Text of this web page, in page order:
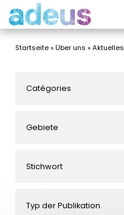
Startseite»Über uns »Aktuelles
Catégories
Gebiete
Stichwort
Typ der Publikation
Cookie-Einstellungen